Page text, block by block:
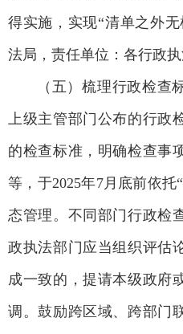
得实施，实现“清单之外
法局，责任单位：各行政执
（五）梳理行政检查
上级主管部门公布的行政
的检查标准，明确检查事
等，于2025年7月底前依
态管理。不同部门行政检
政执法部门应当组织评估
成一致的，提请本级政府
调。鼓励跨区域、跨部门